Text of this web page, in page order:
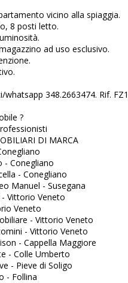
vicino alla spiaggia.
8 posti letto.
ad uso esclusivo.
whatsapp 348.2663474. Rif.
?
DI MARCA
- Conegliano
- Conegliano
Manuel - Susegana
Vittorio Veneto
Veneto
- Vittorio Veneto
- Vittorio Veneto
- Cappella Maggiore
- Colle Umberto
- Pieve di Soligo
- Follina